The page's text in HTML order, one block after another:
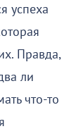
успеха
Правда,
ли
что-то